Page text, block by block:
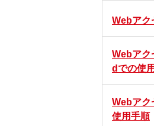
Webア
Webア
dでの使
Webア
使用手順